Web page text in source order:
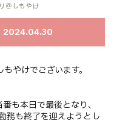
＠しもやけ
2024.04.30
やけでございます。
も本日で最後となり、
務も終了を迎えようとし